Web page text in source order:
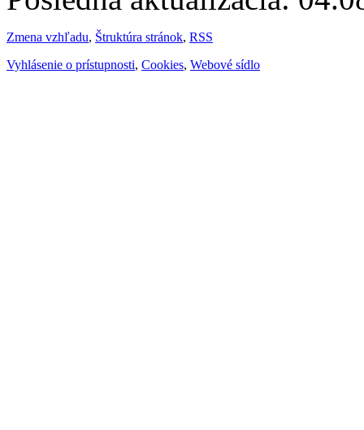
Zmena vzhľadu, Štruktúra stránok, RSS
Vyhlásenie o prístupnosti, Cookies, Webové sídlo